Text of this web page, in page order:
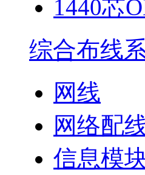
1440芯
综合布线
网线
网络配
信息模